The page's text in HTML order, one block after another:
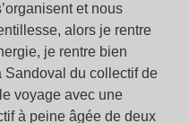
et nous
alors je rentre
je rentre bien
Sandoval du collectif de
voyage avec une
à peine âgée de deux